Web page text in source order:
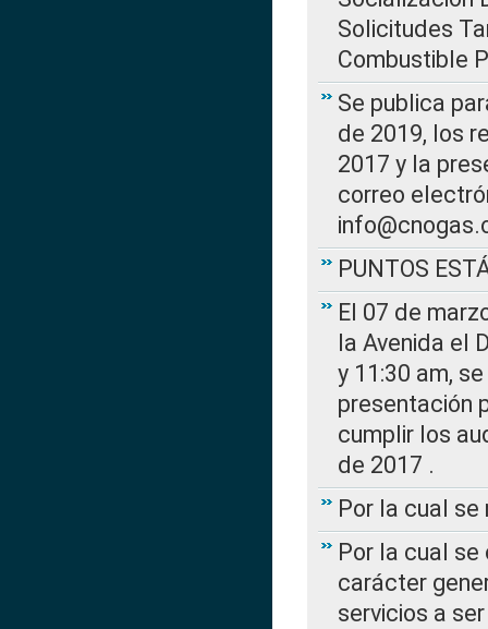
Solicitudes
Combustible
Se publica
de 2019, los
2017 y la
correo
PUNTOS
El 07 de
la Avenida el
y 11:30 am,
presentación
cumplir los
de 2017 .
Por la cual se
Por la cual
carácter
servicios a